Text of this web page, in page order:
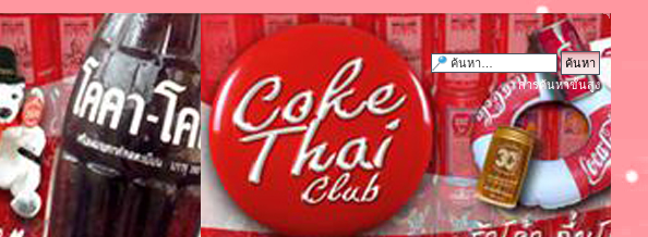
การค้นหาขั้นสูง